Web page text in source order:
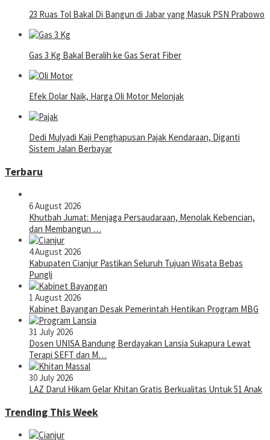
23 Ruas Tol Bakal Di Bangun di Jabar yang Masuk PSN Prabowo
Gas 3 Kg Bakal Beralih ke Gas Serat Fiber
Efek Dolar Naik, Harga Oli Motor Melonjak
Dedi Mulyadi Kaji Penghapusan Pajak Kendaraan, Diganti
Sistem Jalan Berbayar
Terbaru
6 August 2026
Khutbah Jumat: Menjaga Persaudaraan, Menolak Kebencian,
dan Membangun …
4 August 2026
Kabupaten Cianjur Pastikan Seluruh Tujuan Wisata Bebas
Pungli
1 August 2026
Kabinet Bayangan Desak Pemerintah Hentikan Program MBG
31 July 2026
Dosen UNISA Bandung Berdayakan Lansia Sukapura Lewat
Terapi SEFT dan M…
30 July 2026
LAZ Darul Hikam Gelar Khitan Gratis Berkualitas Untuk 51 Anak
Trending This Week